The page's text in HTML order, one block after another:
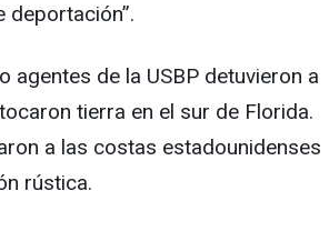
deportación”.
agentes de la USBP detuvieron a
tierra en el sur de Florida.
a las costas estadounidenses
rústica.